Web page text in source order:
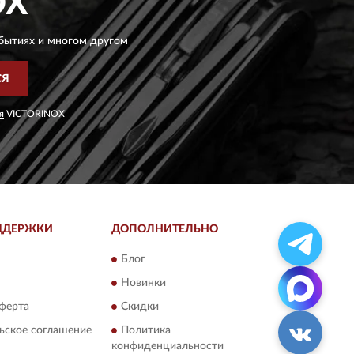
и многом другом
VICTORINOX
соглашение
ДОПОЛНИТЕЛЬНО
Блог
Новинки
Скидки
Политика
конфиденциальности